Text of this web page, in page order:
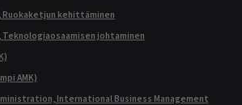
Ruokaketjun kehittäminen
Teknologiaosaamisen johtaminen
AMK)
International Business Management